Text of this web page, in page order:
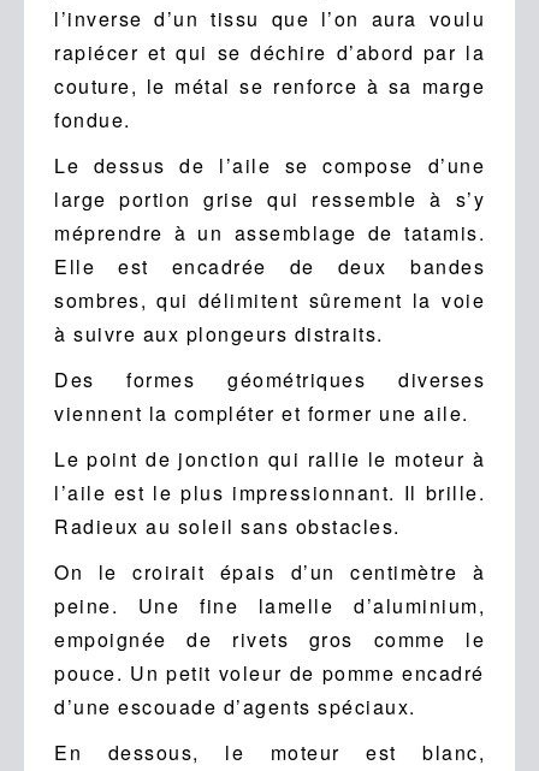
l’inverse d’un tissu que l’on aura voulu
rapiécer et qui se déchire d’abord par la
couture, le métal se renforce à sa marge
fondue.
Le dessus de l’aile se compose d’une
large portion grise qui ressemble à s’y
méprendre à un assemblage de tatamis.
Elle est encadrée de deux bandes
sombres, qui délimitent sûrement la voie
à suivre aux plongeurs distraits.
Des formes géométriques diverses
viennent la compléter et former une aile.
Le point de jonction qui rallie le moteur à
l’aile est le plus impressionnant. Il brille.
Radieux au soleil sans obstacles.
On le croirait épais d’un centimètre à
peine. Une fine lamelle d’aluminium,
empoignée de rivets gros comme le
pouce. Un petit voleur de pomme encadré
d’une escouade d’agents spéciaux.
En dessous, le moteur est blanc,